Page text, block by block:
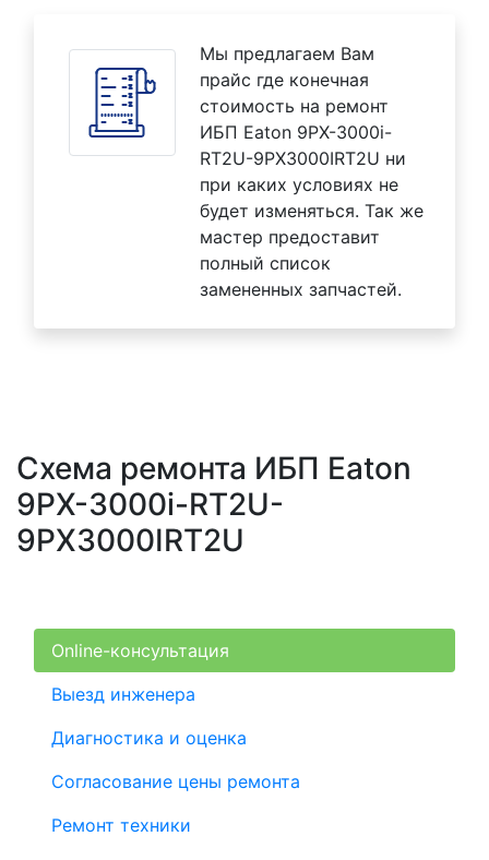
Мы предлагаем Вам
прайс где конечная
стоимость на ремонт
ИБП Eaton 9PX-3000i-
RT2U-9PX3000IRT2U ни
при каких условиях не
будет изменяться. Так же
мастер предоставит
полный список
замененных запчастей.
Схема ремонта ИБП Eaton
9PX-3000i-RT2U-
9PX3000IRT2U
Online-консультация
Выезд инженера
Диагностика и оценка
Согласование цены ремонта
Ремонт техники